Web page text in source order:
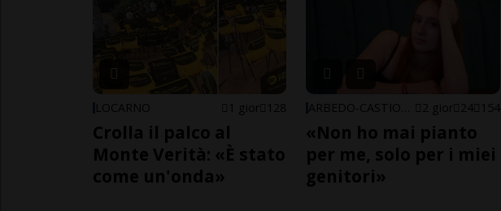
LOCARNO 1 gior 128
Crolla il palco al
Monte Verità: «È stato
come un'onda»
2 gior 24 154
«Non ho mai pianto
per me, solo per i miei
genitori»